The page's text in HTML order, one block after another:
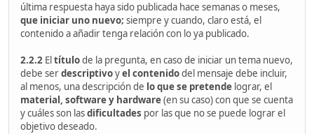
última respuesta haya sido publicada hace semanas o meses,
que iniciar uno nuevo; siempre y cuando, claro está, el
contenido a añadir tenga relación con lo ya publicado.
2.2.2 El títulode la pregunta, en caso de iniciar un tema nuevo,
debe serdescriptivoyel contenidodel mensaje debe incluir,
al menos, una descripción de lo que se pretende lograr, el
material, software y hardware(en su caso) con que se cuenta
y cuáles son lasdificultades por las que no se puede lograr el
objetivo deseado.